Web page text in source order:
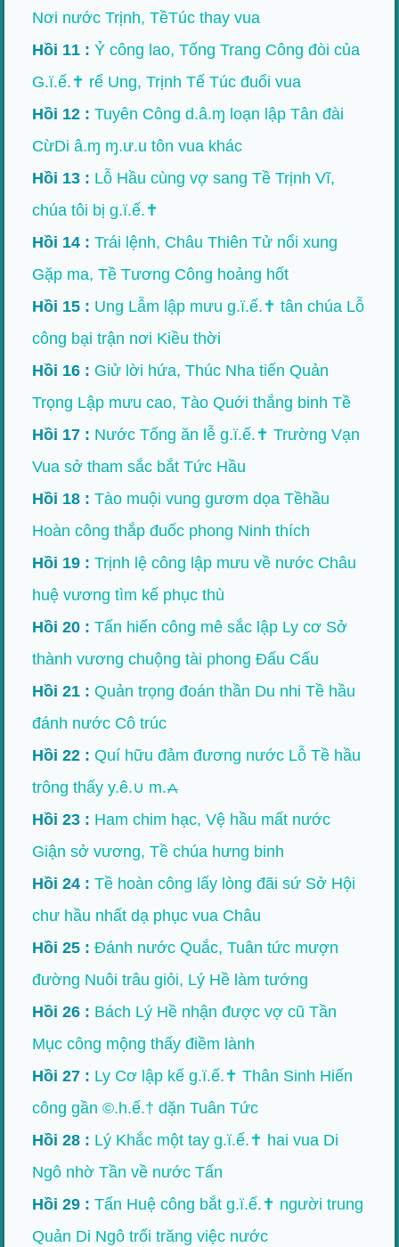
Nơi nước Trịnh, TềTúc thay vua
Hồi 11 : Ỷ công lao, Tống Trang Công đòi của
G.ï.ế.✝ rể Ung, Trịnh Tế Túc đuổi vua
Hồi 12 : Tuyên Công d.â.ɱ loạn lập Tân đài
CừDi â.ɱ ɱ.ư.u tôn vua khác
Hồi 13 : Lỗ Hầu cùng vợ sang Tề Trịnh Vĩ,
chúa tôi bị g.ï.ế.✝
Hồi 14 : Trái lệnh, Châu Thiên Tử nổi xung
Gặp ma, Tề Tương Công hoảng hốt
Hồi 15 : Ung Lẫm lập mưu g.ï.ế.✝ tân chúa Lỗ
công bại trận nơi Kiều thời
Hồi 16 : Giử lời hứa, Thúc Nha tiến Quản
Trọng Lập mưu cao, Tào Quới thắng binh Tề
Hồi 17 : Nước Tống ăn lễ g.ï.ế.✝ Trường Vạn
Vua sở tham sắc bắt Tức Hầu
Hồi 18 : Tào muội vung gươm dọa Tềhầu
Hoàn công thắp đuốc phong Ninh thích
Hồi 19 : Trịnh lệ công lập mưu về nước Châu
huệ vương tìm kế phục thù
Hồi 20 : Tấn hiến công mê sắc lập Ly cơ Sở
thành vương chuộng tài phong Đấu Cấu
Hồi 21 : Quản trọng đoán thần Du nhi Tề hầu
đánh nước Cô trúc
Hồi 22 : Quí hữu đảm đương nước Lỗ Tề hầu
trông thấy y.ê.∪ m.⩜
Hồi 23 : Ham chim hạc, Vệ hầu mất nước
Giận sở vương, Tề chúa hưng binh
Hồi 24 : Tề hoàn công lấy lòng đãi sứ Sở Hội
chư hầu nhất dạ phục vua Châu
Hồi 25 : Đánh nước Quắc, Tuân tức mượn
đường Nuôi trâu giỏi, Lý Hề làm tướng
Hồi 26 : Bách Lý Hề nhận được vợ cũ Tần
Mục công mộng thấy điềm lành
Hồi 27 : Ly Cơ lập kế g.ï.ế.✝ Thân Sinh Hiến
công gần ©.h.ế.† dặn Tuân Tức
Hồi 28 : Lý Khắc một tay g.ï.ế.✝ hai vua Di
Ngô nhờ Tần về nước Tấn
Hồi 29 : Tấn Huệ công bắt g.ï.ế.✝ người trung
Quản Di Ngô trối trăng việc nước